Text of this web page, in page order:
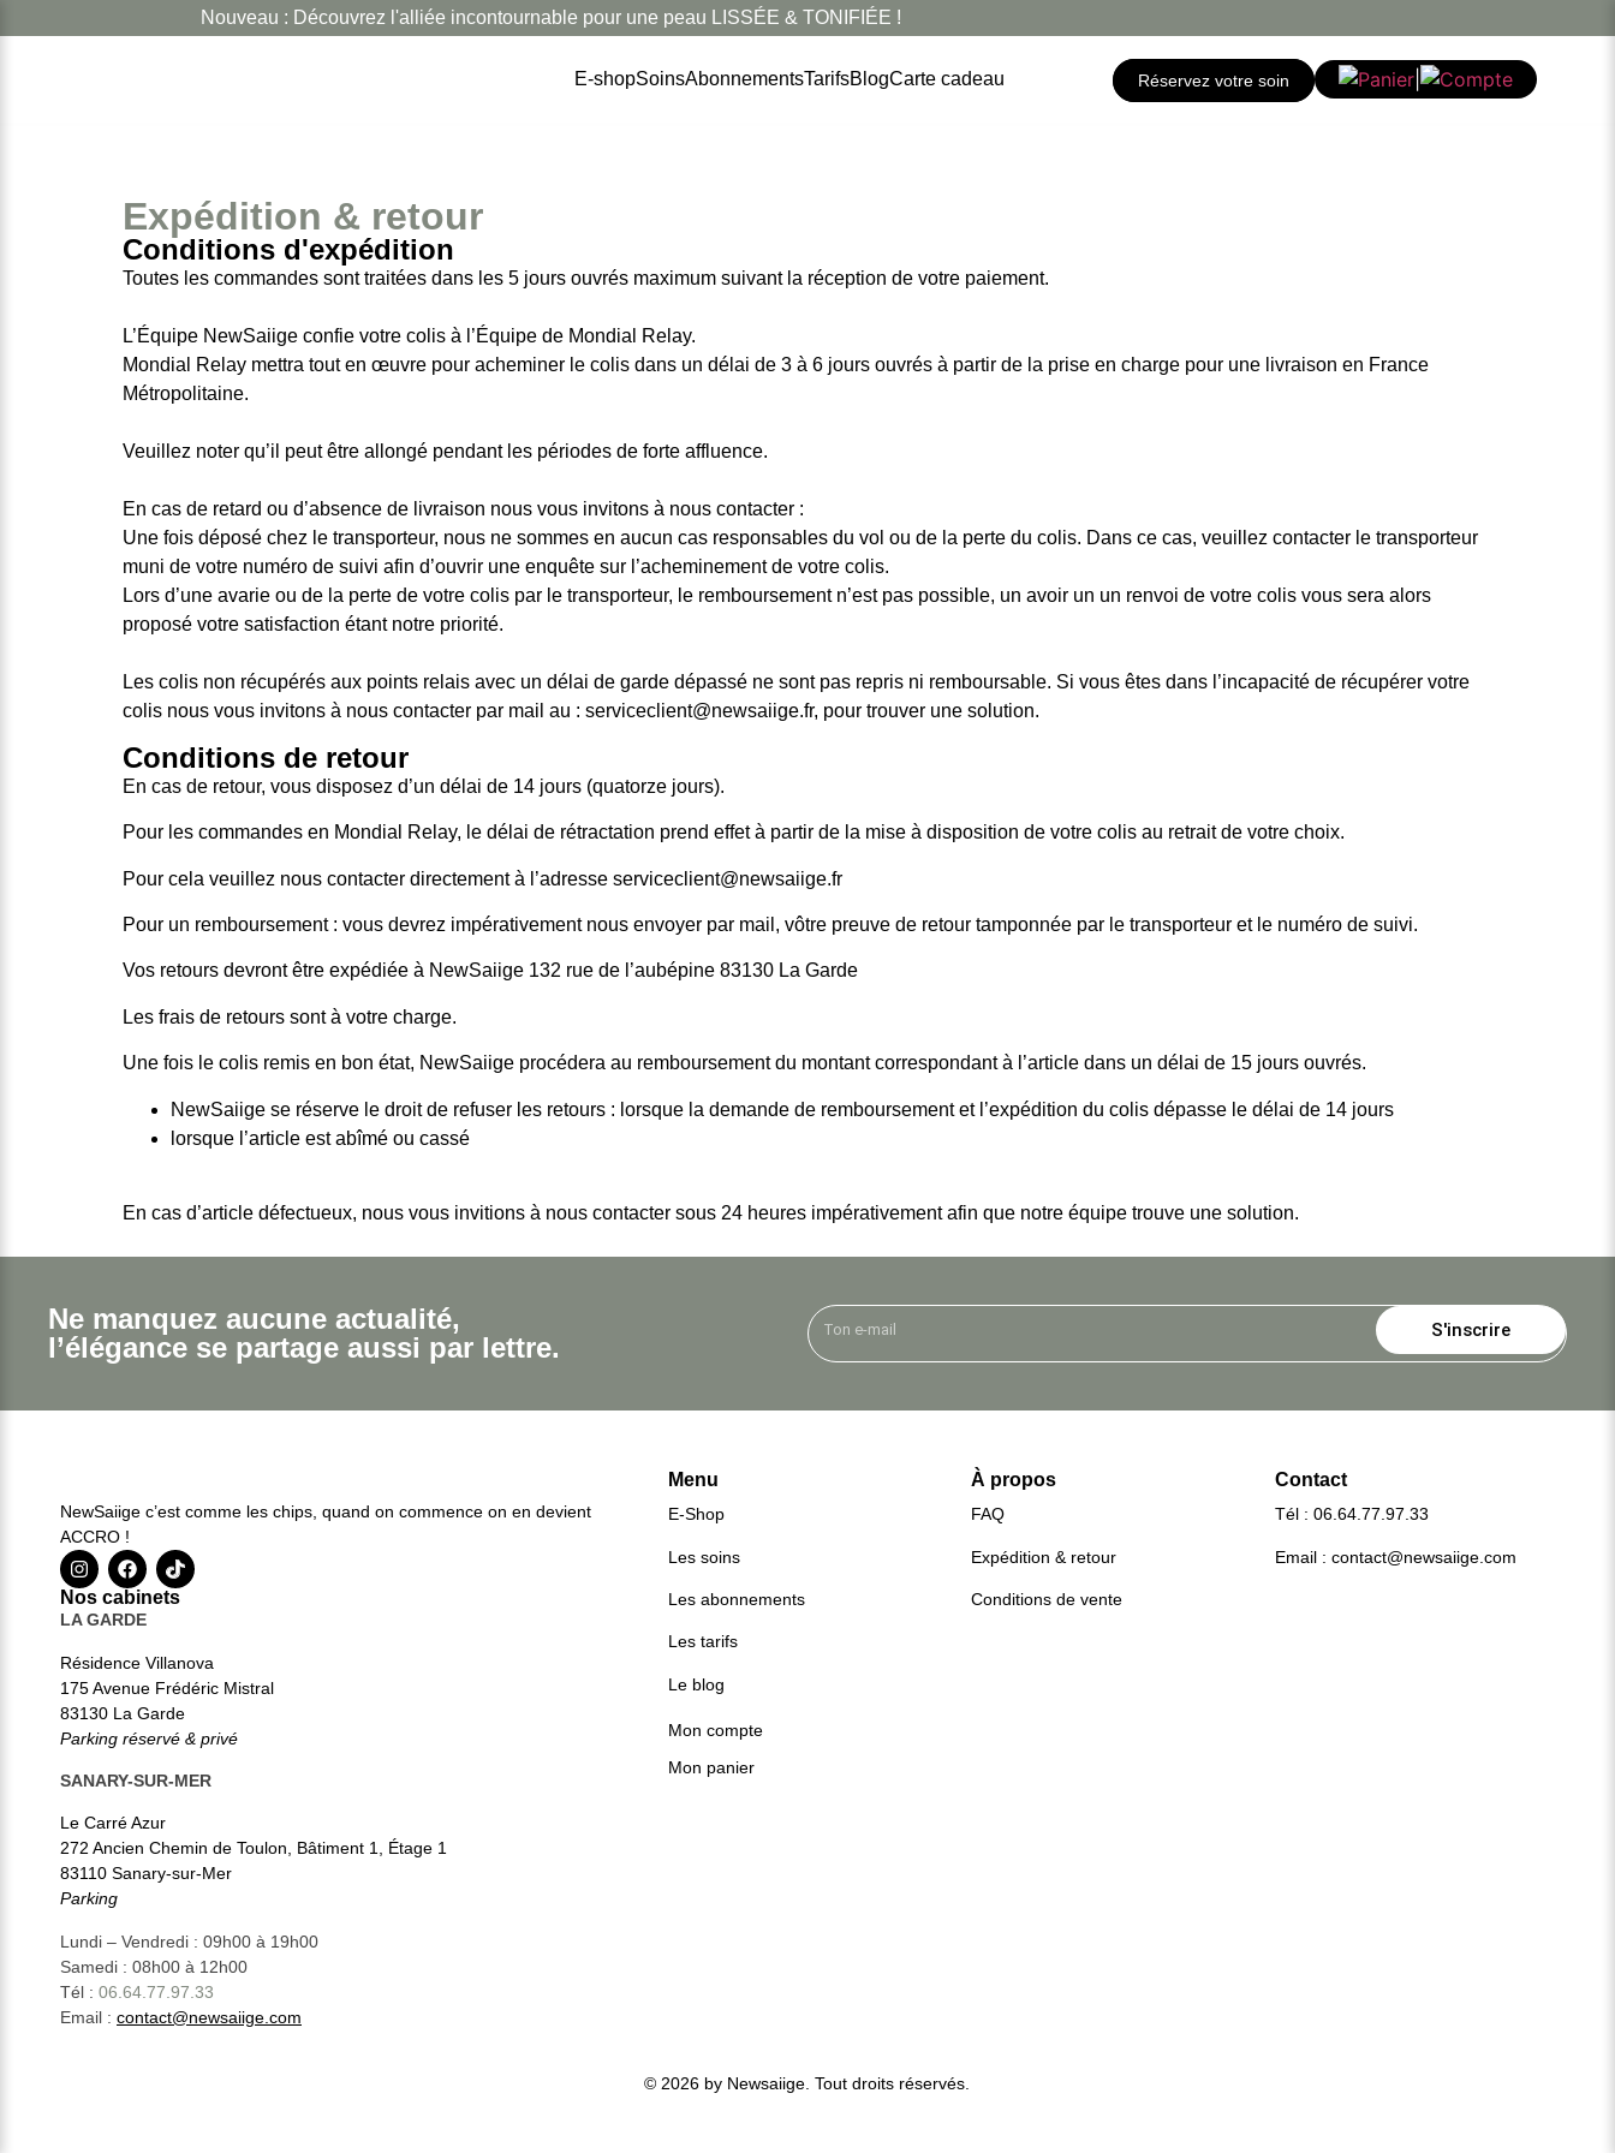
Nouveau : Découvrez l'alliée incontournable pour une peau LISSÉE & TONIFIÉE !
E-shopSoinsAbonnementsTarifsBlogCarte cadeau Réservez votre soin |
Expédition & retour
Conditions d'expédition
Toutes les commandes sont traitées dans les 5 jours ouvrés maximum suivant la réception de votre paiement.
L’Équipe NewSaiige confie votre colis à l’Équipe de Mondial Relay.
Mondial Relay mettra tout en œuvre pour acheminer le colis dans un délai de 3 à 6 jours ouvrés à partir de la prise en charge pour une livraison en France
Métropolitaine.
Veuillez noter qu’il peut être allongé pendant les périodes de forte affluence.
En cas de retard ou d’absence de livraison nous vous invitons à nous contacter :
Une fois déposé chez le transporteur, nous ne sommes en aucun cas responsables du vol ou de la perte du colis. Dans ce cas, veuillez contacter le transporteur
muni de votre numéro de suivi afin d’ouvrir une enquête sur l’acheminement de votre colis.
Lors d’une avarie ou de la perte de votre colis par le transporteur, le remboursement n’est pas possible, un avoir un un renvoi de votre colis vous sera alors
proposé votre satisfaction étant notre priorité.
Les colis non récupérés aux points relais avec un délai de garde dépassé ne sont pas repris ni remboursable. Si vous êtes dans l’incapacité de récupérer votre
colis nous vous invitons à nous contacter par mail au : serviceclient@newsaiige.fr, pour trouver une solution.
Conditions de retour
En cas de retour, vous disposez d’un délai de 14 jours (quatorze jours).
Pour les commandes en Mondial Relay, le délai de rétractation prend effet à partir de la mise à disposition de votre colis au retrait de votre choix.
Pour cela veuillez nous contacter directement à l’adresse serviceclient@newsaiige.fr
Pour un remboursement : vous devrez impérativement nous envoyer par mail, vôtre preuve de retour tamponnée par le transporteur et le numéro de suivi.
Vos retours devront être expédiée à NewSaiige 132 rue de l’aubépine 83130 La Garde
Les frais de retours sont à votre charge.
Une fois le colis remis en bon état, NewSaiige procédera au remboursement du montant correspondant à l’article dans un délai de 15 jours ouvrés.
NewSaiige se réserve le droit de refuser les retours : lorsque la demande de remboursement et l’expédition du colis dépasse le délai de 14 jours
lorsque l’article est abîmé ou cassé
En cas d’article défectueux, nous vous invitions à nous contacter sous 24 heures impérativement afin que notre équipe trouve une solution.
Ne manquez aucune actualité,
l’élégance se partage aussi par lettre.
S'inscrire
NewSaiige c’est comme les chips, quand on commence on en devient
ACCRO !
Nos cabinets
LA GARDE
Résidence Villanova
175 Avenue Frédéric Mistral
83130 La Garde
Parking réservé & privé
SANARY-SUR-MER
Le Carré Azur
272 Ancien Chemin de Toulon, Bâtiment 1, Étage 1
83110 Sanary-sur-Mer
Parking
Lundi – Vendredi : 09h00 à 19h00
Samedi : 08h00 à 12h00
Tél : 06.64.77.97.33
Email : contact@newsaiige.com
Menu
E-Shop
Les soins
Les abonnements
Les tarifs
Le blog
Mon compte
Mon panier
À propos
FAQ
Expédition & retour
Conditions de vente
Contact
Tél : 06.64.77.97.33
Email :contact@newsaiige.com
© 2026 by Newsaiige. Tout droits réservés.